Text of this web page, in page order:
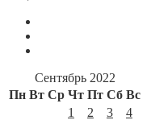
Сентябрь 2022
Пн Вт Ср Чт Пт Сб Вс
1
2 3
4